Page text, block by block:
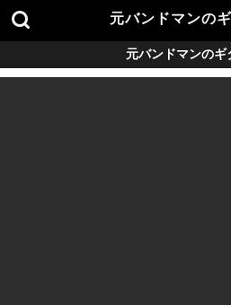
元バンドマンの
元バンドマンのギ